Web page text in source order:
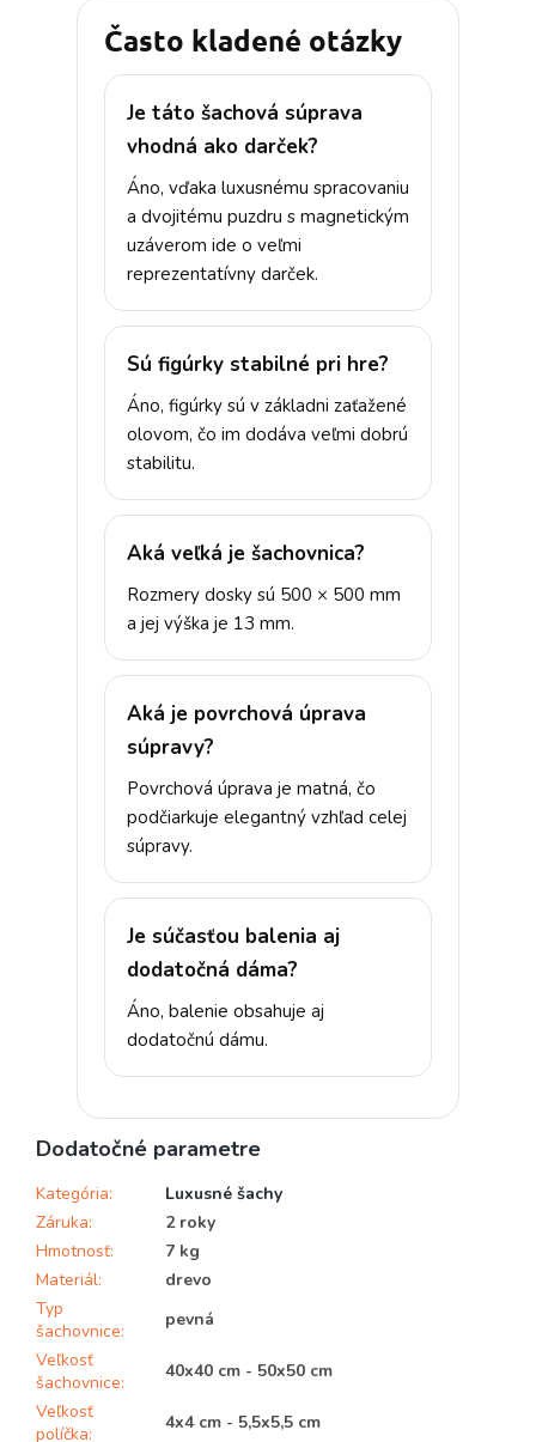
Často kladené otázky
Je táto šachová súprava
vhodná ako darček?
Áno, vďaka luxusnému spracovaniu
a dvojitému puzdru s magnetickým
uzáverom ide o veľmi
reprezentatívny darček.
Sú figúrky stabilné pri hre?
Áno, figúrky sú v základni zaťažené
olovom, čo im dodáva veľmi dobrú
stabilitu.
Aká veľká je šachovnica?
Rozmery dosky sú 500 × 500 mm
a jej výška je 13 mm.
Aká je povrchová úprava
súpravy?
Povrchová úprava je matná, čo
podčiarkuje elegantný vzhľad celej
súpravy.
Je súčasťou balenia aj
dodatočná dáma?
Áno, balenie obsahuje aj
dodatočnú dámu.
Dodatočné parametre
Kategória:
Luxusné šachy
Záruka:
2 roky
Hmotnosť:
7 kg
Materiál:
drevo
Typ
šachovnice:
pevná
Veľkosť
šachovnice:
40x40 cm - 50x50 cm
Veľkosť
políčka:
4x4 cm - 5,5x5,5 cm